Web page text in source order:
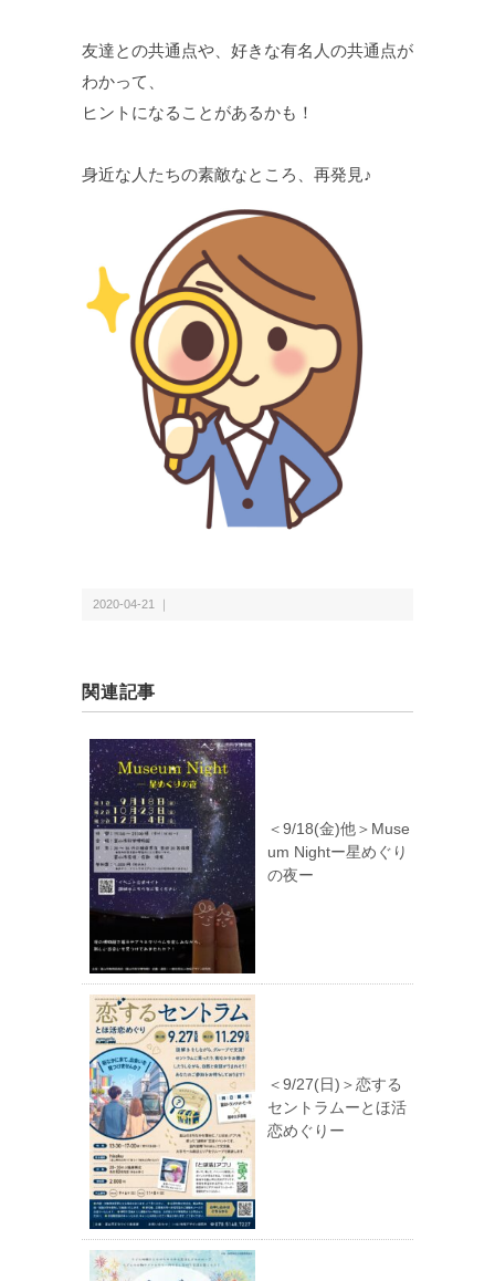
友達との共通点や、好きな有名人の共通点が
わかって、
ヒントになることがあるかも！
身近な人たちの素敵なところ、再発見♪
2020-04-21 ｜
関連記事
＜9/18(金)他＞Muse
um Nightー星めぐり
の夜ー
＜9/27(日)＞恋する
セントラムーとほ活
恋めぐりー